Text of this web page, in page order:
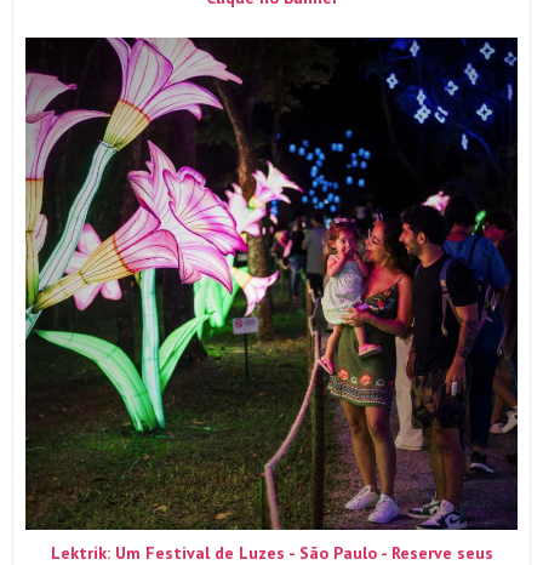
Lektrik: Um Festival de Luzes - São Paulo - Reserve seus